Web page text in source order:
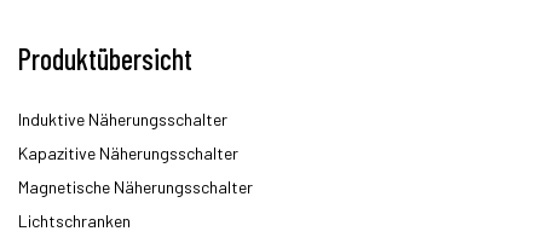
Produktübersicht
Induktive Näherungsschalter
Kapazitive Näherungsschalter
Magnetische Näherungsschalter
Lichtschranken